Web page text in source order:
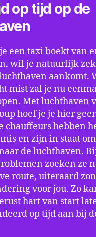
op tijd op de
een taxi boekt van
wil je natuurlijk
aankomt.
mist zal je nu
Met luchthaven
hoef je je hier
chauffeurs hebben
en zijn in staat
de luchthaven.
zoeken ze
route, uiteraard
voor jou. Zo
hart van start
op tijd aan bij